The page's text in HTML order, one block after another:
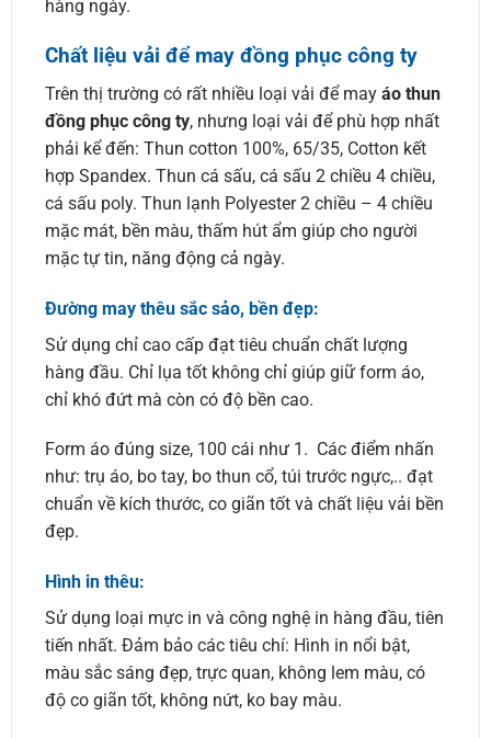
hàng ngày.
Chất liệu vải để may đồng phục công ty
Trên thị trường có rất nhiều loại vải để may áo thun
đồng phục công ty, nhưng loại vải để phù hợp nhất
phải kể đến: Thun cotton 100%, 65/35, Cotton kết
hợp Spandex. Thun cá sấu, cá sấu 2 chiều 4 chiều,
cá sấu poly. Thun lạnh Polyester 2 chiều – 4 chiều
mặc mát, bền màu, thấm hút ẩm giúp cho người
mặc tự tin, năng động cả ngày.
Đường may thêu sắc sảo, bền đẹp:
Sử dụng chỉ cao cấp đạt tiêu chuẩn chất lượng
hàng đầu. Chỉ lụa tốt không chỉ giúp giữ form áo,
chỉ khó đứt mà còn có độ bền cao.
Form áo đúng size, 100 cái như 1. Các điểm nhấn
như: trụ áo, bo tay, bo thun cổ, túi trước ngực,.. đạt
chuẩn về kích thước, co giãn tốt và chất liệu vải bền
đẹp.
Hình in thêu:
Sử dụng loại mực in và công nghệ in hàng đầu, tiên
tiến nhất. Đảm bảo các tiêu chí: Hình in nổi bật,
màu sắc sáng đẹp, trực quan, không lem màu, có
độ co giãn tốt, không nứt, ko bay màu.